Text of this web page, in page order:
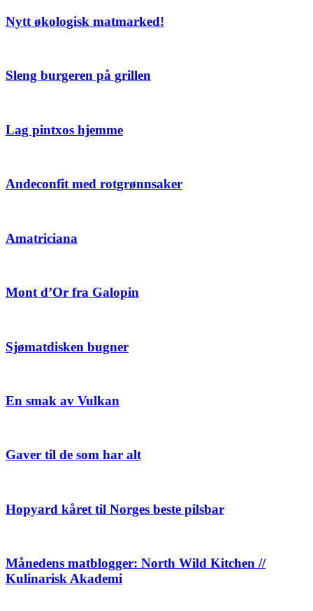
Nytt økologisk matmarked!
Sleng burgeren på grillen
Lag pintxos hjemme
Andeconfit med rotgrønnsaker
Amatriciana
Mont d’Or fra Galopin
Sjømatdisken bugner
En smak av Vulkan
Gaver til de som har alt
Hopyard kåret til Norges beste pilsbar
Månedens matblogger: North Wild Kitchen //
Kulinarisk Akademi